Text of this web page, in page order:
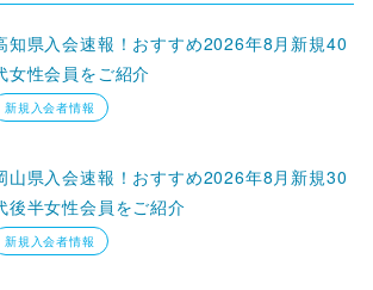
知県入会速報！おすすめ2026年8月新規40
女性会員をご紹介
新規入会者情報
山県入会速報！おすすめ2026年8月新規30
後半女性会員をご紹介
新規入会者情報